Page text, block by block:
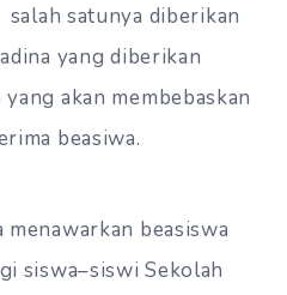
satunya diberikan
yang diberikan
akan membebaskan
beasiwa.
beasiswa
siswa–siswi Sekolah